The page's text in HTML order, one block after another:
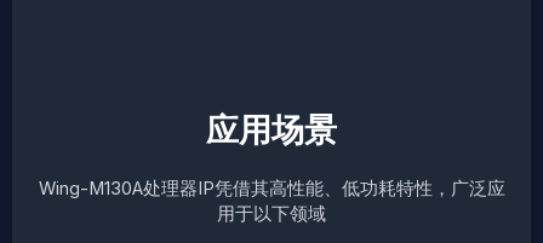
应用场景
Wing-M130A处理器IP凭借其高性能、低功耗特性，广泛应
用于以下领域